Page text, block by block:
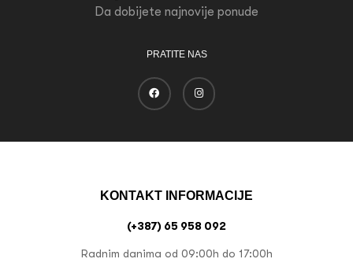
Da dobijete najnovije ponude
PRATITE NAS
KONTAKT INFORMACIJE
(+387) 65 958 092
Radnim danima od 09:00h do 17:00h